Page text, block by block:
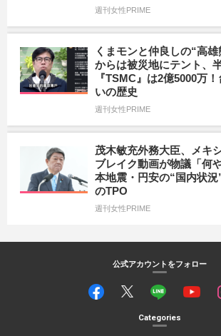
週刊女性PRIME
くまモンと仲良しの“高
からは被災地にテント、
『TSMC』は2億5000万
いの歴史
週刊女性PRIME
茂木敏充外務大臣、メキ
ブレイク動画が物議「何
本地震・円安の“国内状
のTPO
週刊女性PRIME
公式アカウントをフォロー
Categories